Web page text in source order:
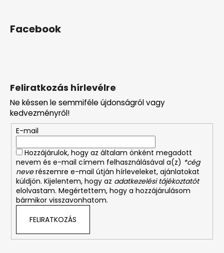
Feliratkozás hírlevélre
Ne késsen le semmiféle újdonságról vagy
kedvezményről!
E-mail
Hozzájárulok, hogy az általam önként megadott
nevem és e-mail címem felhasználásával a(z) *cég
neverészemre e-mail útján hírleveleket, ajánlatokat
küldjön. Kijelentem, hogy az adatkezelési tájékoztatót
elolvastam. Megértettem, hogy a hozzájárulásom
bármikor visszavonhatom.
FELIRATKOZÁS
Facebook